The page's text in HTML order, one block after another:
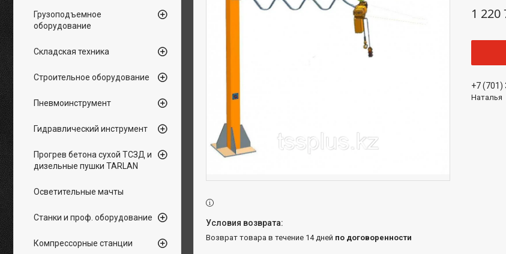
1 220
+7 (701)
Наталья
возврат товара в течение 14 дней по договоренности
Грузоподъемное
оборудование
Складская техника
Строительное оборудование
Пневмоинструмент
Гидравлический инструмент
Прогрев бетона сухой ТСЗД и
дизельные пушки TARLAN
Осветительные мачты
Станки и проф. оборудование
Компрессорные станции